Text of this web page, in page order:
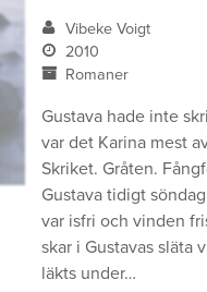
Vibeke Voigt
2010
Romaner
Gustava hade inte
var det Karina mest
Skriket. Gråten.
Gustava tidigt
var isfri och vinden
skar i Gustavas släta
läkts under…